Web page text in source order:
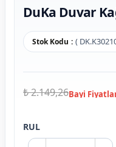
DuKa Duvar
Stok Kodu (
₺ 2.149,26
RUL